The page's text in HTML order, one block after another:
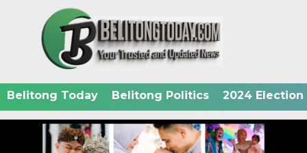
Belitong Today Belitong Politics 2024 Election